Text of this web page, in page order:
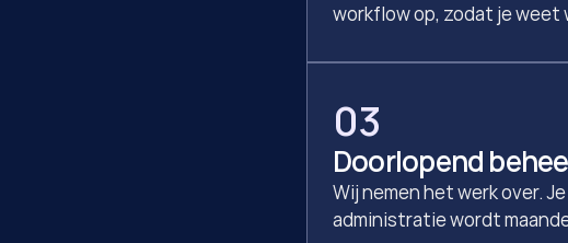
workflow op, zodat je weet
03
Doorlopend
Wij nemen het werk over.
administratie wordt